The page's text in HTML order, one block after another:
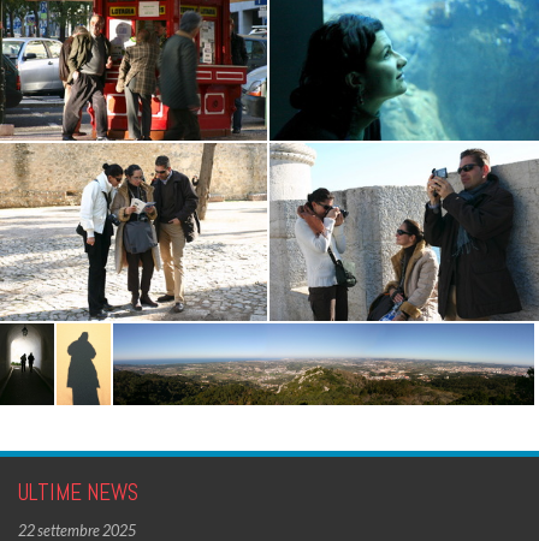
ULTIME NEWS
22 settembre 2025